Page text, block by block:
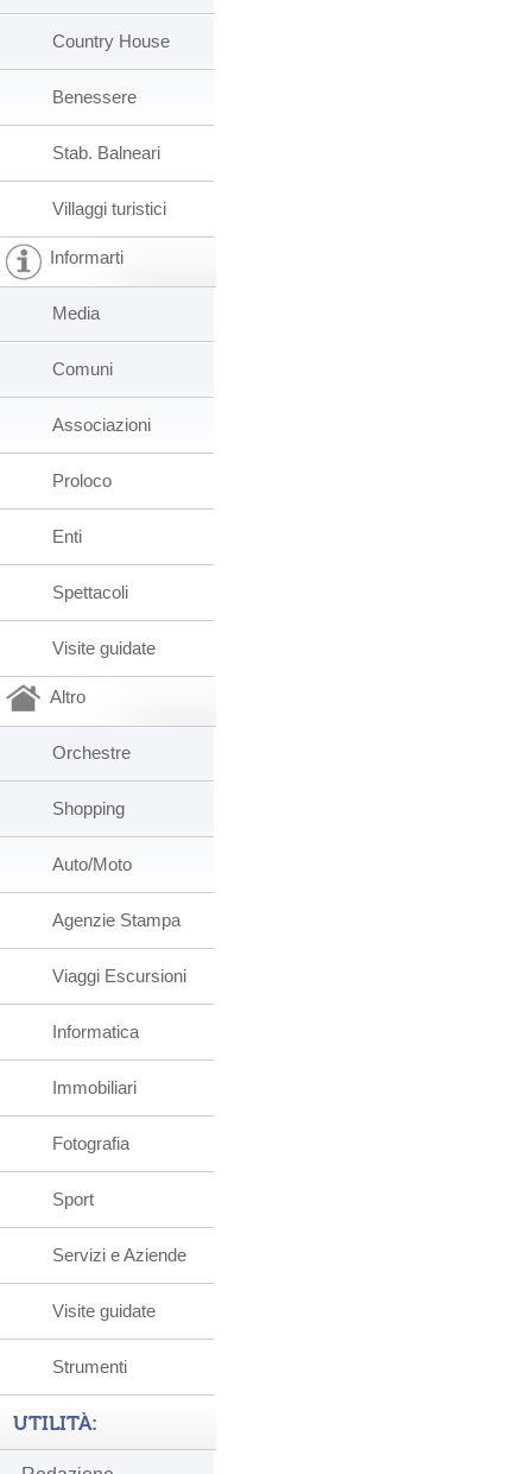
Country House
Benessere
Stab. Balneari
Villaggi turistici
Informarti
Media
Comuni
Associazioni
Proloco
Enti
Spettacoli
Visite guidate
Altro
Orchestre
Shopping
Auto/Moto
Agenzie Stampa
Viaggi Escursioni
Informatica
Immobiliari
Fotografia
Sport
Servizi e Aziende
Visite guidate
Strumenti
UTILITÀ: